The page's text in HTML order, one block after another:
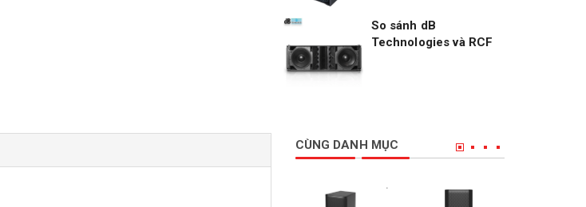
So sánh dB
Technologies và RCF
CÙNG DANH MỤC